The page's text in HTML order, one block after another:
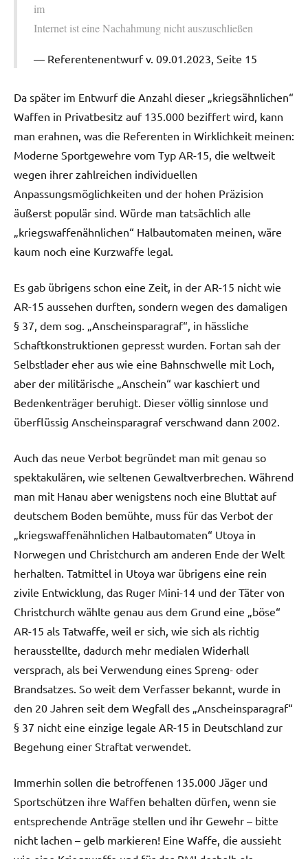
im
Internet ist eine Nachahmung nicht auszuschließen
Referentenentwurf v. 09.01.2023, Seite 15
Da später im Entwurf die Anzahl dieser „kriegsähnlichen“
Waffen in Privatbesitz auf 135.000 beziffert wird, kann
man erahnen, was die Referenten in Wirklichkeit meinen:
Moderne Sportgewehre vom Typ AR-15, die weltweit
wegen ihrer zahlreichen individuellen
Anpassungsmöglichkeiten und der hohen Präzision
äußerst populär sind. Würde man tatsächlich alle
„kriegswaffenähnlichen“ Halbautomaten meinen, wäre
kaum noch eine Kurzwaffe legal.
Es gab übrigens schon eine Zeit, in der AR-15 nicht wie
AR-15 aussehen durften, sondern wegen des damaligen
§ 37, dem sog. „Anscheinsparagraf“, in hässliche
Schaftkonstruktionen gepresst wurden. Fortan sah der
Selbstlader eher aus wie eine Bahnschwelle mit Loch,
aber der militärische „Anschein“ war kaschiert und
Bedenkenträger beruhigt. Dieser völlig sinnlose und
überflüssig Anscheinsparagraf verschwand dann 2002.
Auch das neue Verbot begründet man mit genau so
spektakulären, wie seltenen Gewaltverbrechen. Während
man mit Hanau aber wenigstens noch eine Bluttat auf
deutschem Boden bemühte, muss für das Verbot der
„kriegswaffenähnlichen Halbautomaten“ Utoya in
Norwegen und Christchurch am anderen Ende der Welt
herhalten. Tatmittel in Utoya war übrigens eine rein
zivile Entwicklung, das Ruger Mini-14 und der Täter von
Christchurch wählte genau aus dem Grund eine „böse“
AR-15 als Tatwaffe, weil er sich, wie sich als richtig
herausstellte, dadurch mehr medialen Widerhall
versprach, als bei Verwendung eines Spreng- oder
Brandsatzes. So weit dem Verfasser bekannt, wurde in
den 20 Jahren seit dem Wegfall des „Anscheinsparagraf“
§ 37 nicht eine einzige legale AR-15 in Deutschland zur
Begehung einer Straftat verwendet.
Immerhin sollen die betroffenen 135.000 Jäger und
Sportschützen ihre Waffen behalten dürfen, wenn sie
entsprechende Anträge stellen und ihr Gewehr – bitte
nicht lachen – gelb markieren! Eine Waffe, die aussieht